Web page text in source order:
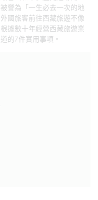
譽為「一生必去一次的地
國旅客前往西藏旅遊不像
據數十年經營西藏旅遊業
的7件實用事項。